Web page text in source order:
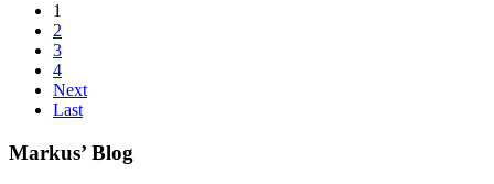
1
2
3
4
Next
Last
Markus’ Blog